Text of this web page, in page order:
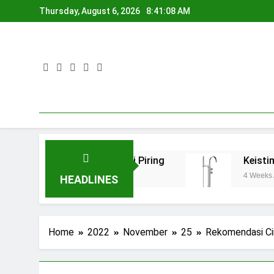
to
Thursday, August 6, 2026 8:41:09 AM
HEADLINES
Kran Cuci Piring Keistimewaan
4 Weeks Ago
Home 2022 November 25 Rekomendasi